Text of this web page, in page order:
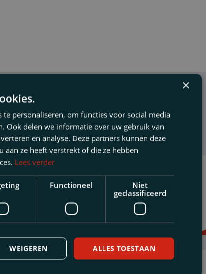
Raad van State: FNV mag bezwaar
maken tegen boete voor
transportonderneming
×
personaliseren, om functies voor social media
Ook delen we informatie over uw gebruik van
en analyse. Deze partners kunnen deze
aan ze heeft verstrekt of die ze hebben
Lees verder
Functioneel
Niet
geclassificeerd
ALLES TOESTAAN
WEIGEREN